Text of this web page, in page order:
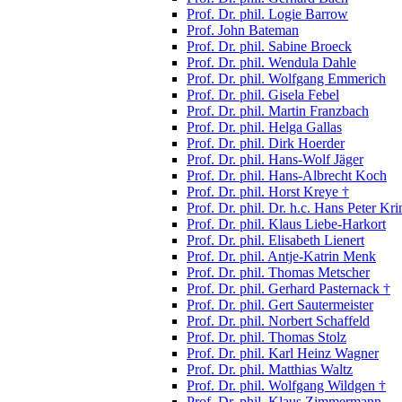
Prof. Dr. phil. Logie Barrow
Prof. John Bateman
Prof. Dr. phil. Sabine Broeck
Prof. Dr. phil. Wendula Dahle
Prof. Dr. phil. Wolfgang Emmerich
Prof. Dr. phil. Gisela Febel
Prof. Dr. phil. Martin Franzbach
Prof. Dr. phil. Helga Gallas
Prof. Dr. phil. Dirk Hoerder
Prof. Dr. phil. Hans-Wolf Jäger
Prof. Dr. phil. Hans-Albrecht Koch
Prof. Dr. phil. Horst Kreye †
Prof. Dr. phil. Dr. h.c. Hans Peter
Prof. Dr. phil. Klaus Liebe-Harkort
Prof. Dr. phil. Elisabeth Lienert
Prof. Dr. phil. Antje-Katrin Menk
Prof. Dr. phil. Thomas Metscher
Prof. Dr. phil. Gerhard Pasternack †
Prof. Dr. phil. Gert Sautermeister
Prof. Dr. phil. Norbert Schaffeld
Prof. Dr. phil. Thomas Stolz
Prof. Dr. phil. Karl Heinz Wagner
Prof. Dr. phil. Matthias Waltz
Prof. Dr. phil. Wolfgang Wildgen †